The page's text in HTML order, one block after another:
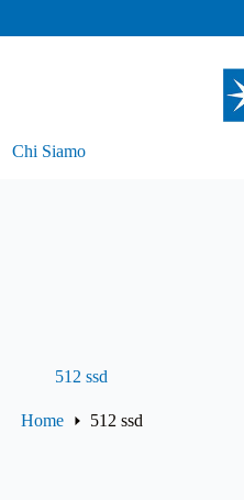
Chi Siamo
512 ssd
Home 512 ssd